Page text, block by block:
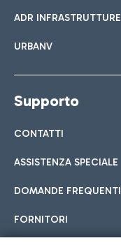
ADR INFRASTRUTTURE
URBANV
Supporto
CONTATTI
ASSISTENZA SPECIALE
DOMANDE FREQUENTI
FORNITORI